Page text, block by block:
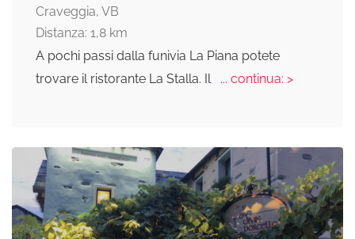
Craveggia, VB
Distanza: 1,8 km
A pochi passi dalla funivia La Piana potete
trovare il ristorante La Stalla. Il
... continua: >